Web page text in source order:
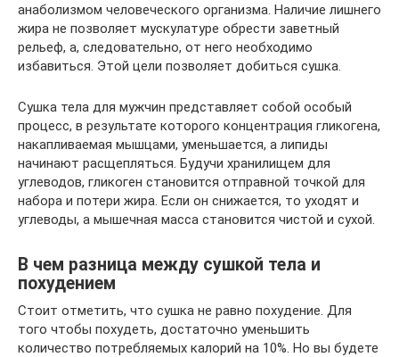
анаболизмом человеческого организма. Наличие лишнего
жира не позволяет мускулатуре обрести заветный
рельеф, а, следовательно, от него необходимо
избавиться. Этой цели позволяет добиться сушка.
Сушка тела для мужчин представляет собой особый
процесс, в результате которого концентрация гликогена,
накапливаемая мышцами, уменьшается, а липиды
начинают расщепляться. Будучи хранилищем для
углеводов, гликоген становится отправной точкой для
набора и потери жира. Если он снижается, то уходят и
углеводы, а мышечная масса становится чистой и сухой.
В чем разница между сушкой тела и
похудением
Стоит отметить, что сушка не равно похудение. Для
того чтобы похудеть, достаточно уменьшить
количество потребляемых калорий на 10%. Но вы будете